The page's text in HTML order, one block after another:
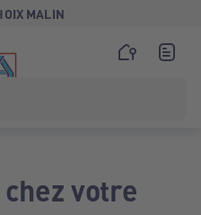
MALIN
votre